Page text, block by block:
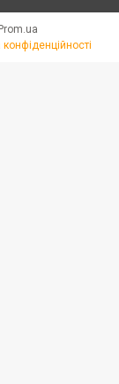
Prom.ua
конфіденційності